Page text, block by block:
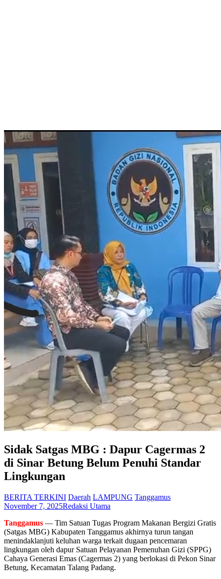
Sidak Satgas MBG : Dapur Cagermas 2
di Sinar Betung Belum Penuhi Standar
Lingkungan
BERITA TERKINI Daerah LAMPUNG Tanggamus
November 7, 2025Redaksi Utama
Tanggamus — Tim Satuan Tugas Program Makanan Bergizi Gratis
(Satgas MBG) Kabupaten Tanggamus akhirnya turun tangan
menindaklanjuti keluhan warga terkait dugaan pencemaran
lingkungan oleh dapur Satuan Pelayanan Pemenuhan Gizi (SPPG)
Cahaya Generasi Emas (Cagermas 2) yang berlokasi di Pekon Sinar
Betung, Kecamatan Talang Padang.